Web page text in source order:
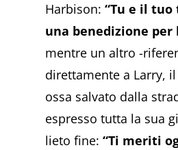
Harbison:“Tu e il
una benedizione per
mentre un altro -
direttamente a Larry,
ossa salvato dalla
espresso tutta la sua
lieto fine:“Ti meriti